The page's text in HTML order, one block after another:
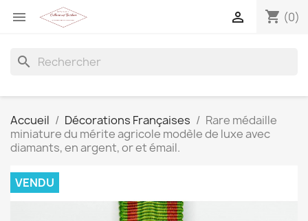
 shopping_cart (0)

search
Accueil Décorations Françaises
Rare médaille
miniature du mérite agricole modèle de luxe avec
diamants, en argent, or et émail.
VENDU